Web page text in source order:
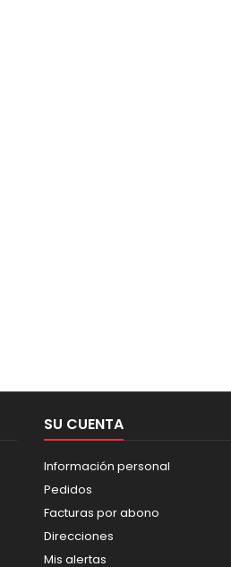
SU CUENTA
Información personal
Pedidos
Facturas por abono
Direcciones
Mis alertas